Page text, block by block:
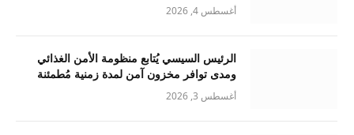
أغسطس 4, 2026
الرئيس السيسي يُتابع منظومة الأمن الغذائي
ومدى توافر مخزون آمن لمدة زمنية مُطمئنة
أغسطس 3, 2026